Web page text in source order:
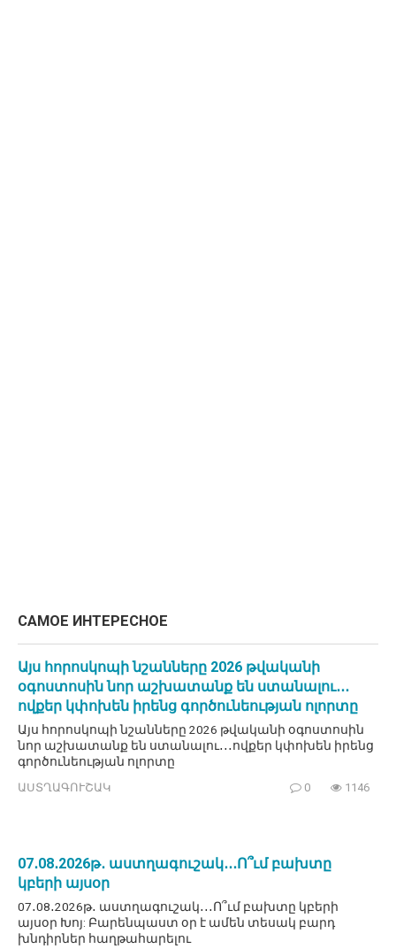
САМОЕ ИНТЕРЕСНОЕ
Այս հորոսկոպի նշանները 2026 թվականի
օգոստոսին նոր աշխատանք են ստանալու․․․
ովքեր կփոխեն իրենց գործունեության ոլորտը
Այս հորոսկոպի նշանները 2026 թվականի օգոստոսին
նոր աշխատանք են ստանալու․․․ովքեր կփոխեն իրենց
գործունեության ոլորտը
ԱՍՏՂԱԳՈՒՇԱԿ 0 1146
07․08․2026թ․ աստղագուշակ․․․Ո՞ւմ բախտը
կբերի այսօր
07․08․2026թ․ աստղագուշակ․․․Ո՞ւմ բախտը կբերի
այսօր Խոյ: Բարենպաստ օր է ամեն տեսակ բարդ
խնդիրներ հաղթահարելու